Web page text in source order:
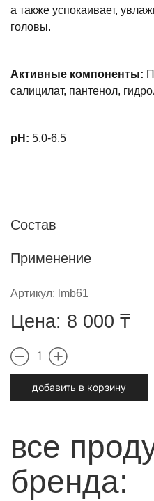
а также успокаивает,
головы.
Активные компоненты:
салицилат, пантенол,
pH: 5,0-6,5
Состав
Применение
Артикул: lmb61
Цена: 8 000 ₸
1
добавить в корзину
все
бренда: